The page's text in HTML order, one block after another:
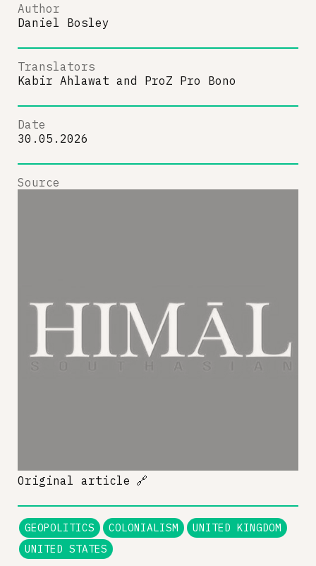
Author
Daniel Bosley
Translators
Kabir Ahlawat and ProZ Pro Bono
Date
30.05.2026
Source
Original article 🔗
GEOPOLITICS COLONIALISM
UNITED KINGDOM
UNITED STATES